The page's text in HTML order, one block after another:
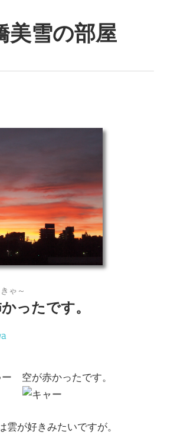
美雪の部屋
きゃ～
ったです。
空が赤かったです。
雲が好きみたいですが。